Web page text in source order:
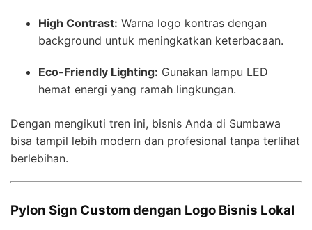
High Contrast: Warna logo kontras dengan
background untuk meningkatkan keterbacaan.
Eco-Friendly Lighting: Gunakan lampu LED
hemat energi yang ramah lingkungan.
Dengan mengikuti tren ini, bisnis Anda di Sumbawa
bisa tampil lebih modern dan profesional tanpa terlihat
berlebihan.
Pylon Sign Custom dengan Logo Bisnis Lokal